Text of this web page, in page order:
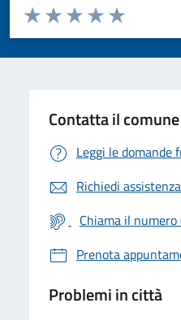
Valuta da 1 a 5 stelle la pagina
Valuta 5
Valuta 4 stelle
Valuta 3 stelle su 5
Valuta 2 stelle su 5
Valuta 1 stelle su 5
Contatta il comune
Leggi le domande
Richiedi assistenza
Chiama il
Prenota
Problemi in città